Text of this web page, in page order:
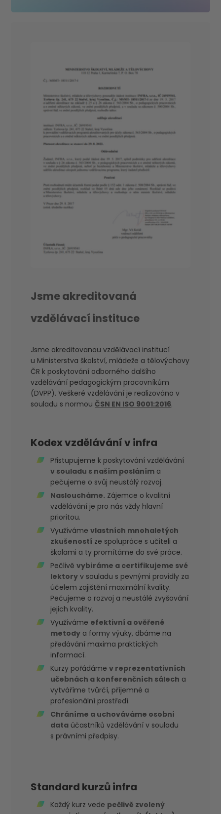
Jsme akreditovaná
vzdělávací instituce
Jsme akreditovanou vzdělávací institucí
u Ministerstva školství, mládeže a tělovýchovy
ČR k poskytování odborného dalšího
vzdělávání pedagogickým pracovníkům
(DVPP). Veškeré vzdělávání je realizováno v
souladu s normouČSN EN ISO 9001:2016.
Kodex vzdělávání v infra
Přistupujeme k poskytování vzdělávání
v souladu s naším posláním a
pečujeme o svůj neustálý rozvoj.
Nasloucháme. Zájemce o kvalitní
vzdělávání je pro nás vždy hlavní
prioritou.
Využívámevlastních mnohaletých
zkušeností ze spolupráce s učiteli a
školami a ty promítáme do své práce.
Pečlivěvybíráme a certifikujeme své
lektory v souladu s pevnými pravidly za
účelem zajištění maximální kvality.
Pečujeme o rozvoj a neustálé zvyšování
jejich kvality.
Využíváme efektivní a ověřené
metody a formy výuky, dbáme na
předávání maxima praktických
informací.
Kurzy pořádámev reprezentativních
učebnách a konferenčních sálech a
vytváříme tvůrčí, příjemné a
profesionální prostředí.
Chráníme a uchováváme osobní
data účastníků vzdělávání v souladu
s právními předpisy.
Standard kurzů infra
Každý kurz vede pečlivě zvolený